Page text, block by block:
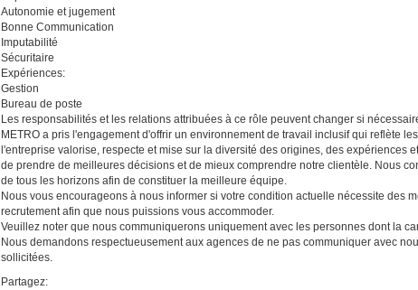
Autonomie et jugement
Bonne Communication
Imputabilité
Sécuritaire
Expériences:
Gestion
Bureau de poste
Les responsabilités et les relations attribuées à ce rôle peuvent changer si
METRO a pris l'engagement d'offrir un environnement de travail inclusif qui reflète
l'entreprise valorise, respecte et mise sur la diversité des origines, des expériences
de prendre de meilleures décisions et de mieux comprendre notre clientèle. Nous
de tous les horizons afin de constituer la meilleure équipe.
Nous vous encourageons à nous informer si votre condition actuelle nécessite des
recrutement afin que nous puissions vous accommoder.
Veuillez noter que nous communiquerons uniquement avec les personnes dont la
Nous demandons respectueusement aux agences de ne pas communiquer avec
sollicitées.
Partagez: